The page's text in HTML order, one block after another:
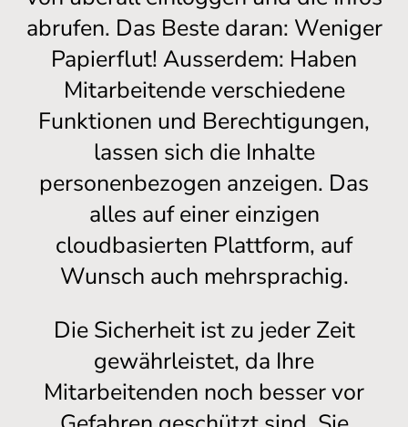
abrufen. Das Beste daran: Weniger
Papierflut! Ausserdem: Haben
Mitarbeitende verschiedene
Funktionen und Berechtigungen,
lassen sich die Inhalte
personenbezogen anzeigen. Das
alles auf einer einzigen
cloudbasierten Plattform, auf
Wunsch auch mehrsprachig.
Die Sicherheit ist zu jeder Zeit
gewährleistet, da Ihre
Mitarbeitenden noch besser vor